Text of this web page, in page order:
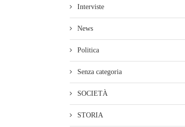
Interviste
News
Politica
Senza categoria
SOCIETÀ
STORIA